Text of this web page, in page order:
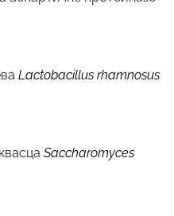
Lactobacillus rhamnosus
Saccharomyces